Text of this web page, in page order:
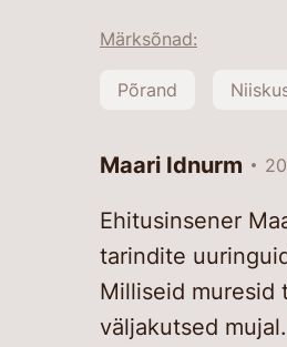
Märksõnad:
Põrand
Maari Idnurm
Ehitusinsener
tarindite
Milliseid muresid
väljakutsed